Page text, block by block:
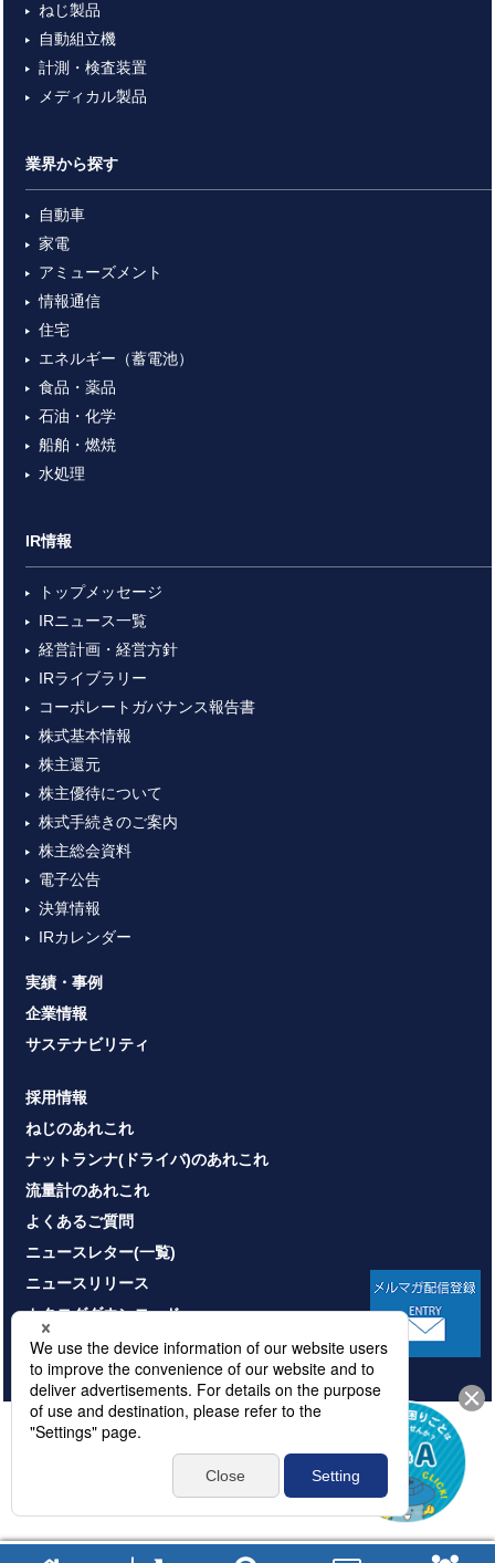
ねじ製品
自動組立機
計測・検査装置
メディカル製品
業界から探す
自動車
家電
アミューズメント
情報通信
住宅
エネルギー（蓄電池）
食品・薬品
石油・化学
船舶・燃焼
水処理
IR情報
トップメッセージ
IRニュース一覧
経営計画・経営方針
IRライブラリー
コーポレートガバナンス報告書
株式基本情報
株主還元
株主優待について
株式手続きのご案内
株主総会資料
電子公告
決算情報
IRカレンダー
実績・事例
企業情報
サステナビリティ
採用情報
ねじのあれこれ
ナットランナ(ドライバ)のあれこれ
流量計のあれこれ
よくあるご質問
ニュースレター(一覧)
ニュースリリース
カタログダウンロード
お問い合わせ
プライバシーポリシー
情報セキュリティ基本方針
© NITTOSEIKO CO., LTD. All rights reserved.